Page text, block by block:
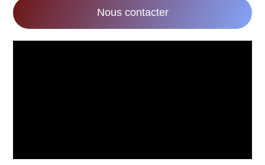
Nous contacter